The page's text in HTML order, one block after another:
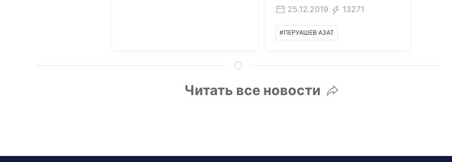
25.12.2019 13271
#ПЕРУАШЕВ АЗАТ
Читать все новости